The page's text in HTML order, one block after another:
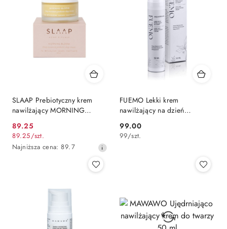
SLAAP Prebiotyczny krem
nawilżający MORNING
Cena
promocyjna:
89.25
89.25/szt.
Najniższa
Najniższa cena: 89.7
FUEMO Lekki krem
nawilżający na dzień
Cena:
99.00
99/szt.